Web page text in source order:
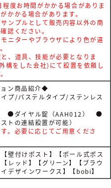
度お時間がかかる場合がありま
かかる場合があります。
ンプルとして販売内容以外の商
認ください。
ニターやブラウザにより色が違
、道具、技能が必要となりま
構をした会社)にて設置を依頼し
ン商品紹介◆
プ/パステルタイプ/ステンレス
●ダイヤル錠（AAH012） ●
トの連結設置が可能）
。必要に応じてご用意くださ
壁付けポスト】【ポール式ポス
レッド】【グリーン】【ブラウ
デザインワークス】【bobi】